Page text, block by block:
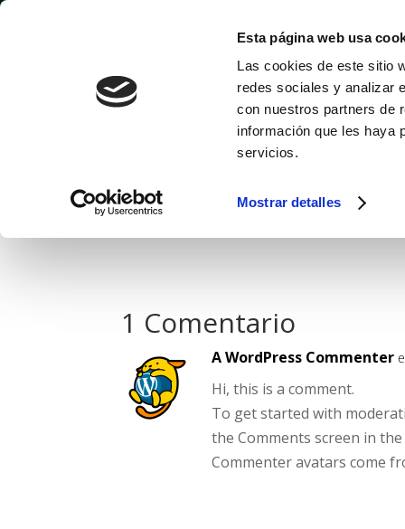
Esta página web usa
Las cookies de este sitio
redes sociales y analizar
con nuestros partners de
información que les haya
servicios.
Mostrar detalles
Hello world!
1 Comentario
A WordPress Commenter
Hi, this is a comment.
To get started with
the Comments screen in
Commenter avatars come